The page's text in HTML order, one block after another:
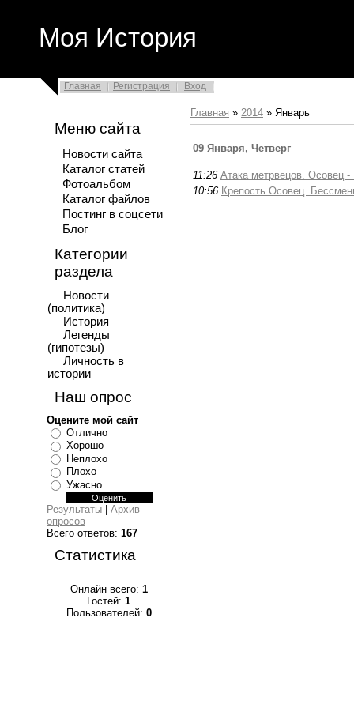
Моя История
Главная Регистрация Вход
Меню сайта
Новости сайта
Каталог статей
Фотоальбом
Каталог файлов
Постинг в соцсети
Блог
Категории
раздела
Новости
(политика)
История
Легенды
(гипотезы)
Личность в
истории
Наш опрос
Оцените мой сайт
Отлично
Хорошо
Неплохо
Плохо
Ужасно
Результаты
Архив
опросов
Всего ответов: 167
Статистика
Онлайн всего: 1
Гостей: 1
Пользователей: 0
Главная » 2014 » Январь
09 Января, Четверг
11:26 Атака метрвецов. Осовец
10:56 Крепость Осовец.